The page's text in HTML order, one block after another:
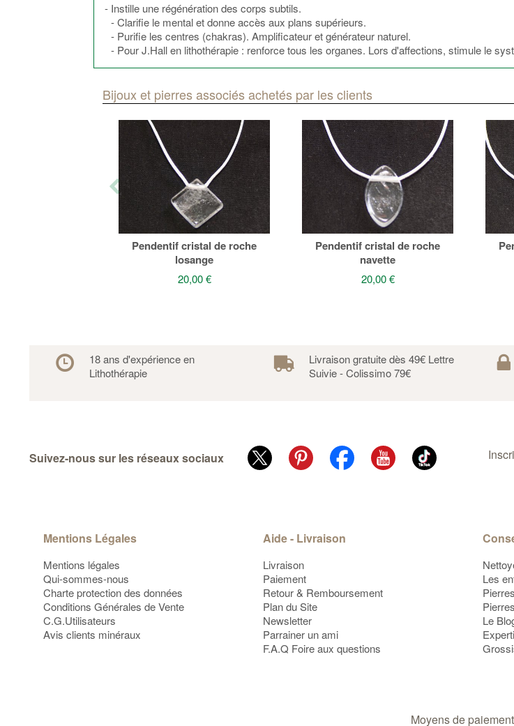
- Instille une régénération des corps subtils.
- Clarifie le mental et donne accès aux plans supérieurs.
- Purifie les centres (chakras). Amplificateur et générateur naturel.
- Pour J.Hall en lithothérapie : renforce tous les organes. Lors d'affections, stimule le
Bijoux et pierres associés achetés par les clients
Pendentif cristal de roche
losange
20,00 €
Pendentif cristal de roche
navette
20,00 €
18 ans d'expérience en
Lithothérapie
Livraison gratuite dès 49€ Lettre
Suivie - Colissimo 79€
Suivez-nous sur les réseaux sociaux
Mentions Légales
Mentions légales
Qui-sommes-nous
Charte protection des données
Conditions Générales de Vente
C.G.Utilisateurs
Avis clients minéraux
Aide - Livraison
Livraison
Paiement
Retour & Remboursement
Plan du Site
Newsletter
Parrainer un ami
F.A.Q Foire aux questions
Les
Le
Moyens de